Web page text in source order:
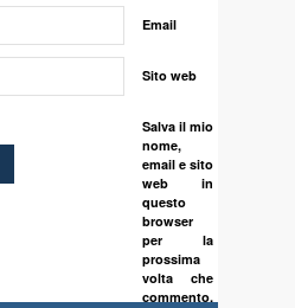
Email
Sito web
Salva il mio
nome,
email e sito
web in
questo
browser
per la
prossima
volta che
commento.